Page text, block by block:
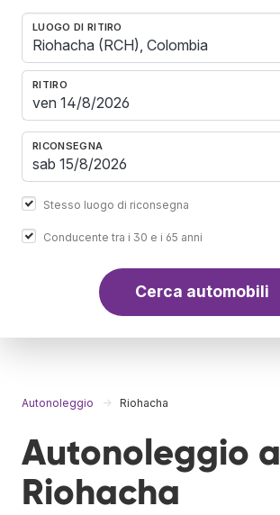
LUOGO DI RITIRO
RITIRO
RICONSEGNA
Stesso luogo di riconsegna
Conducente tra i 30 e i 65 anni
Cerca automobili
Autonoleggio Riohacha
Autonoleggio a
Riohacha